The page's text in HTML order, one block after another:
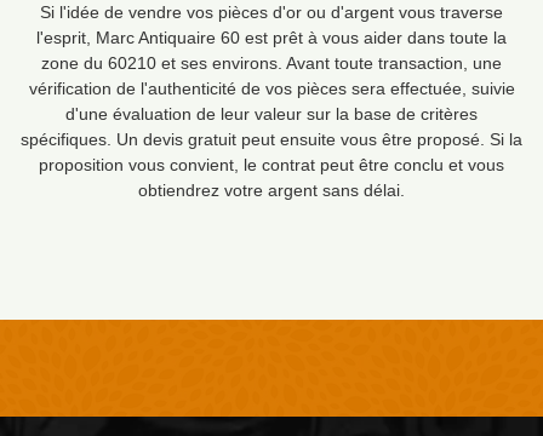
Si l'idée de vendre vos pièces d'or ou d'argent vous traverse
l'esprit, Marc Antiquaire 60 est prêt à vous aider dans toute la
zone du 60210 et ses environs. Avant toute transaction, une
vérification de l'authenticité de vos pièces sera effectuée, suivie
d'une évaluation de leur valeur sur la base de critères
spécifiques. Un devis gratuit peut ensuite vous être proposé. Si la
proposition vous convient, le contrat peut être conclu et vous
obtiendrez votre argent sans délai.